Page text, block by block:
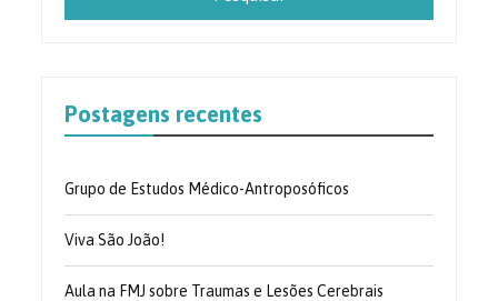
Postagens recentes
Grupo de Estudos Médico-Antroposóficos
Viva São João!
Aula na FMJ sobre Traumas e Lesões Cerebrais